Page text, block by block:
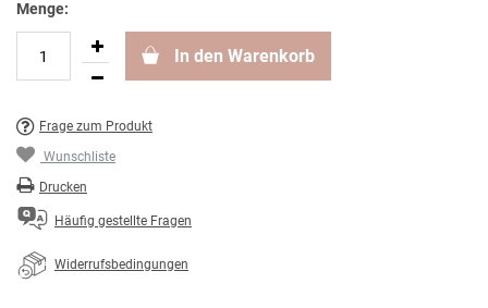
Menge:
In den Warenkorb
Frage zum Produkt
Wunschliste
Drucken
Häufig gestellte Fragen
Widerrufsbedingungen